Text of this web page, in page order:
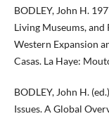
BODLEY, John H.
Living Museums, and
Western Expansion
Casas. La Haye:
BODLEY, John H.
Issues. A Global